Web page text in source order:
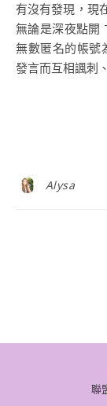
有沒有發現，現
無論是深夜點開
無數匿名的帳號
發言而互相諷刺
Alysa
聯